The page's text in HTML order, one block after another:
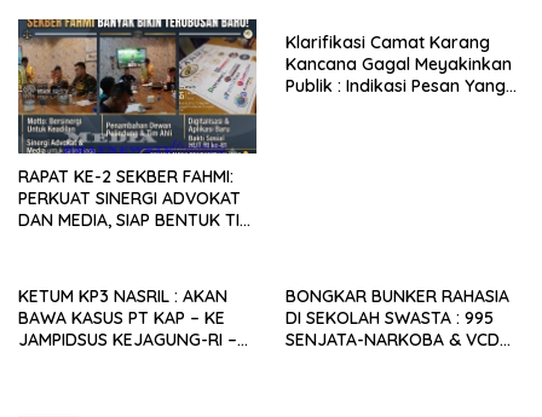
ABUNG?
RAPAT KE-2 SEKBER FAHMI:
PERKUAT SINERGI ADVOKAT
DAN MEDIA, SIAP BENTUK TIM
Klarifikasi Camat Karang
Kancana Gagal Meyakinkan
Publik : Indikasi Pesan Yang
KETUM KP3 NASRIL : AKAN
BAWA KASUS PT KAP – KE
JAMPIDSUS KEJAGUNG-RI –
BONGKAR BUNKER RAHASIA
DI SEKOLAH SWASTA : 995
SENJATA-NARKOBA & VCD